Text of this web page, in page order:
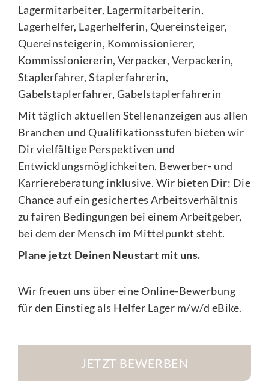
Lagermitarbeiter, Lagermitarbeiterin,
Lagerhelfer, Lagerhelferin, Quereinsteiger,
Quereinsteigerin, Kommissionierer,
Kommissioniererin, Verpacker, Verpackerin,
Staplerfahrer, Staplerfahrerin,
Gabelstaplerfahrer, Gabelstaplerfahrerin
Mit täglich aktuellen Stellenanzeigen aus allen
Branchen und Qualifikationsstufen bieten wir
Dir vielfältige Perspektiven und
Entwicklungsmöglichkeiten. Bewerber- und
Karriereberatung inklusive. Wir bieten Dir: Die
Chance auf ein gesichertes Arbeitsverhältnis
zu fairen Bedingungen bei einem Arbeitgeber,
bei dem der Mensch im Mittelpunkt steht.
Plane jetzt Deinen Neustart mit uns.
Wir freuen uns über eine Online-Bewerbung
für den Einstieg als Helfer Lager m/w/d eBike.
JETZT BEWERBEN